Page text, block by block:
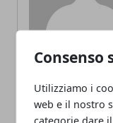
Consenso
Utilizziamo i
web e il nostro
categorie dare
ARTICOLI